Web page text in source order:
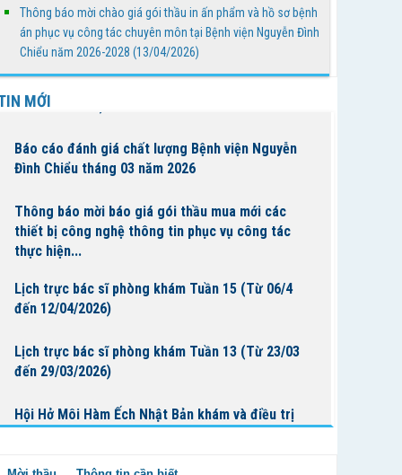
Thông báo mời chào giá gói thầu in ấn phẩm và hồ sơ bệnh
án phục vụ công tác chuyên môn tại Bệnh viện Nguyễn Đình
Chiểu năm 2026-2028 (13/04/2026)
MỚI
Ngày Người khuyết tật Việt Nam 18/4/2026: Thúc
đẩy quyền tham gia – Kiến tạo đột phá phát triển
đến 19/4/2026)
Báo cáo đánh giá chất lượng Bệnh viện Nguyễn
Đình Chiểu tháng 03 năm 2026
Thông báo mời báo giá gói thầu mua mới các
thiết bị công nghệ thông tin phục vụ công tác
thực hiện...
Lịch trực bác sĩ phòng khám Tuần 15 (Từ 06/4
đến 12/04/2026)
Lịch trực bác sĩ phòng khám Tuần 13 (Từ 23/03
đến 29/03/2026)
Hội Hở Môi Hàm Ếch Nhật Bản khám và điều trị